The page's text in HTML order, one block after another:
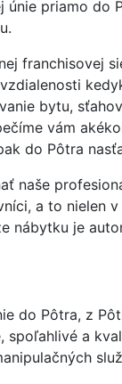
únie priamo do
franchisovej
bytu,
vám
do Pôtra
naše
a to nielen v
nábytku je
do Pôtra, z
spoľahlivé a